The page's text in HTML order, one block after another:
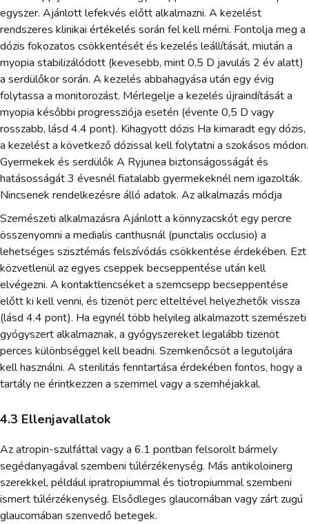
egyszer. Ajánlott lefekvés előtt alkalmazni. A kezelést
rendszeres klinikai értékelés során fel kell mérni. Fontolja meg a
dózis fokozatos csökkentését és kezelés leállítását, miután a
myopia stabilizálódott (kevesebb, mint 0,5 D javulás 2 év alatt)
a serdülőkor során. A kezelés abbahagyása után egy évig
folytassa a monitorozást. Mérlegelje a kezelés újraindítását a
myopia későbbi progressziója esetén (évente 0,5 D vagy
rosszabb, lásd 4.4 pont). Kihagyott dózis Ha kimaradt egy dózis,
a kezelést a következő dózissal kell folytatni a szokásos módon.
Gyermekek és serdülők A Ryjunea biztonságosságát és
hatásosságát 3 évesnél fiatalabb gyermekeknél nem igazolták.
Nincsenek rendelkezésre álló adatok. Az alkalmazás módja
Szemészeti alkalmazásra Ajánlott a könnyzacskót egy percre
összenyomni a medialis canthusnál (punctalis occlusio) a
lehetséges szisztémás felszívódás csökkentése érdekében. Ezt
közvetlenül az egyes cseppek becseppentése után kell
elvégezni. A kontaktlencséket a szemcsepp becseppentése
előtt ki kell venni, és tizenöt perc elteltével helyezhetők vissza
(lásd 4.4 pont). Ha egynél több helyileg alkalmazott szemészeti
gyógyszert alkalmaznak, a gyógyszereket legalább tizenöt
perces különbséggel kell beadni. Szemkenőcsöt a legutoljára
kell használni. A sterilitás fenntartása érdekében fontos, hogy a
tartály ne érintkezzen a szemmel vagy a szemhéjakkal.
4.3 Ellenjavallatok
Az atropin-szulfáttal vagy a 6.1 pontban felsorolt bármely
segédanyagával szembeni túlérzékenység. Más antikoloinerg
szerekkel, például ipratropiummal és tiotropiummal szembeni
ismert túlérzékenység. Elsődleges glaucomában vagy zárt zugú
glaucomában szenvedő betegek.